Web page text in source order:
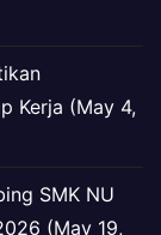
Kerja (May 4,
SMK NU
(May 19,